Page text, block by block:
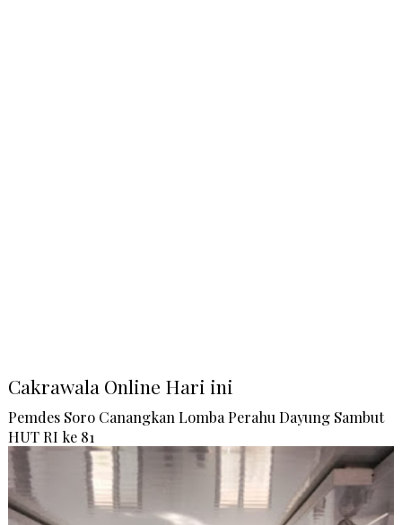
Cakrawala Online Hari ini
Pemdes Soro Canangkan Lomba Perahu Dayung Sambut
HUT RI ke 81